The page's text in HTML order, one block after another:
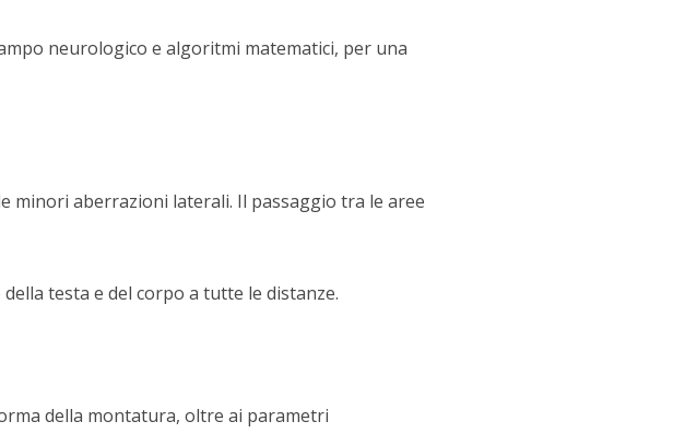
neurologico e algoritmi matematici, per una
minori aberrazioni laterali. Il passaggio tra le aree
testa e del corpo a tutte le distanze.
della montatura, oltre ai parametri